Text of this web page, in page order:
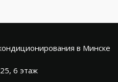
в Минске
6 этаж